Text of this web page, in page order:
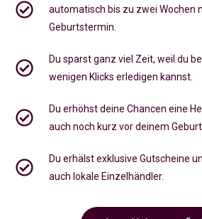
automatisch bis zu zwei Wochen
Geburtstermin.
Du sparst ganz viel Zeit, weil du
wenigen Klicks erledigen kannst.
Du erhöhst deine Chancen eine
auch noch kurz vor deinem
Du erhälst exklusive Gutscheine
auch lokale Einzelhändler.